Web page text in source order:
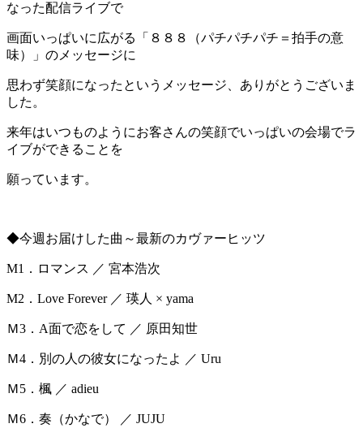
なった配信ライブで
画面いっぱいに広がる「８８８（パチパチパチ＝拍手の意
味）」のメッセージに
思わず笑顔になったというメッセージ、ありがとうございま
した。
来年はいつものようにお客さんの笑顔でいっぱいの会場でラ
イブができることを
願っています。
◆今週お届けした曲～最新のカヴァーヒッツ
M1．ロマンス ／ 宮本浩次
M2．Love Forever ／ 瑛人 × yama
Ｍ3．A面で恋をして ／ 原田知世
Ｍ4．別の人の彼女になったよ ／ Uru
Ｍ5．楓 ／ adieu
Ｍ6．奏（かなで） ／ JUJU